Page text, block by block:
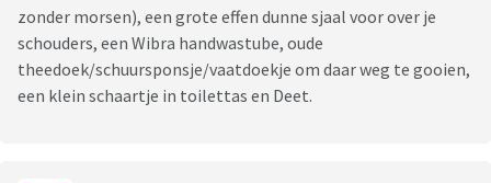
zonder morsen), een grote effen dunne sjaal voor over je
schouders, een Wibra handwastube, oude
theedoek/schuursponsje/vaatdoekje om daar weg te gooien,
een klein schaartje in toilettas en Deet.